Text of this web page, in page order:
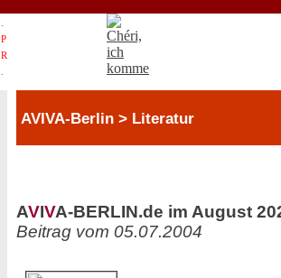
P
R
AVIVA-Berlin > Literatur
AVIVA-BERLIN.de im August
Beitrag vom 05.07.2004